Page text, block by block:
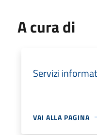
A cura di
Servizi
VAI ALLA PAGINA